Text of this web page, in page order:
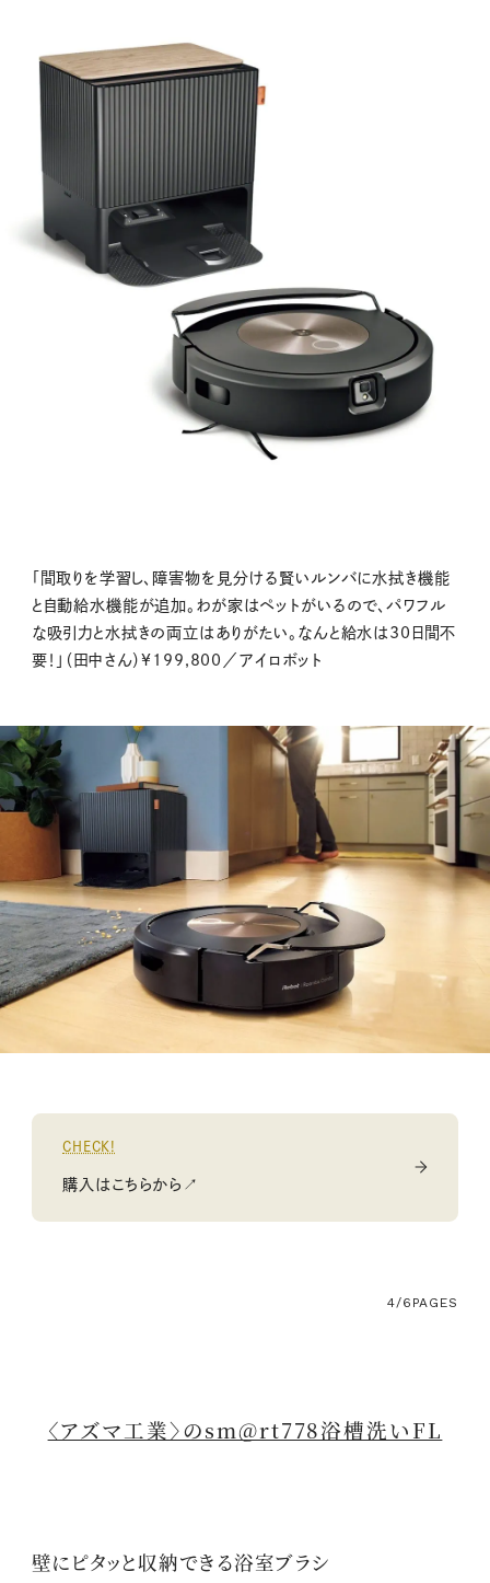
「間取りを学習し、障害物を見分ける賢いルンバに水拭き機能
と自動給水機能が追加。わが家はペットがいるので、パワフル
な吸引力と水拭きの両立はありがたい。なんと給水は30日間不
要！」（田中さん）¥199,800／アイロボット
CHECK!
購入はこちらから↗
4/6 PAGES
〈アズマ工業〉のsm@rt778浴槽洗いFL
壁にピタッと収納できる浴室ブラシ